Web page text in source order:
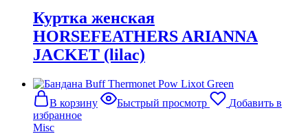
Куртка женская
HORSEFEATHERS ARIANNA
JACKET (lilac)
В корзину Быстрый просмотр
Добавить в
избранное
Misc